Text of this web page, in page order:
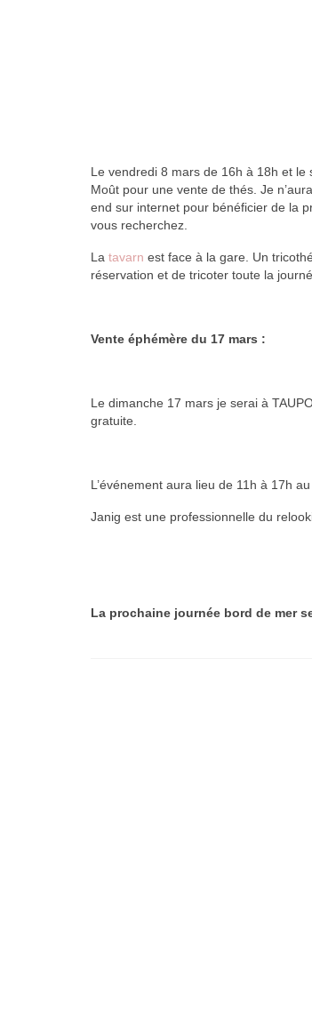
Le vendredi 8 mars de 16h à 18h et
Moût pour une vente de thés. Je
end sur internet pour bénéficier de la
vous recherchez.
La tavarn est face à la gare. Un
réservation et de tricoter toute la
Vente éphémère du 17 mars :
Le dimanche 17 mars je serai à
gratuite.
L’événement aura lieu de 11h à 17h
Janig est une professionnelle du
La prochaine journée bord de mer